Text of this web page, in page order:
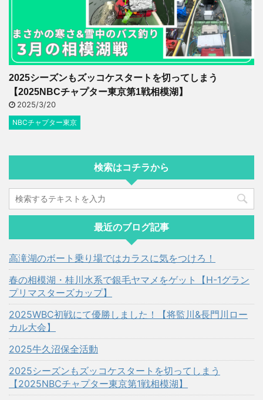
2025シーズンもズッコケスタートを切ってしまう
【2025NBCチャプター東京第1戦相模湖】
2025/3/20
NBCチャプター東京
検索はコチラから
最近のブログ記事
高滝湖のボート乗り場ではカラスに気をつけろ！
春の相模湖・桂川水系で銀毛ヤマメをゲット【H-1グラン
プリマスターズカップ】
2025WBC初戦にて優勝しました！【将監川&長門川ロー
カル大会】
2025牛久沼保全活動
2025シーズンもズッコケスタートを切ってしまう
【2025NBCチャプター東京第1戦相模湖】